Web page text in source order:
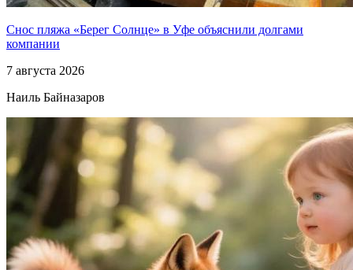
Снос пляжа «Берег Солнце» в Уфе объяснили долгами
компании
7 августа 2026
Наиль Байназаров